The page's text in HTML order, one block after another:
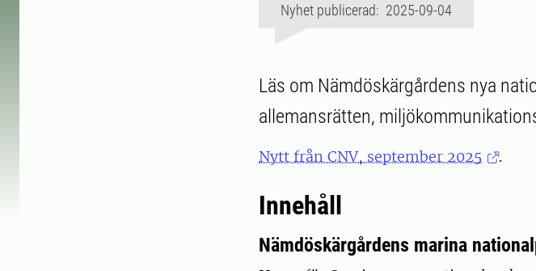
Nyhet publicerad: 2025-09-04
Läs om Nämdöskärgårdens nya
allemansrätten,
Nytt från CNV, september 2025 .
Innehåll
Nämdöskärgårdens marina